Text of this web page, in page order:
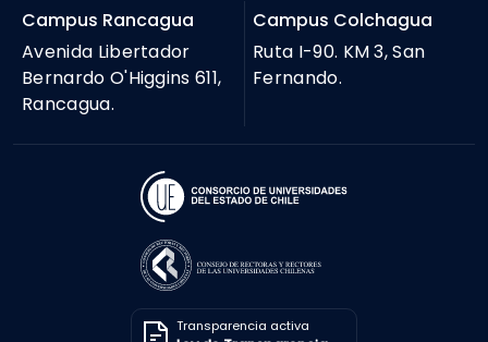
Campus Rancagua
Avenida Libertador
Bernardo O'Higgins 611,
Rancagua.
Campus Colchagua
Ruta I-90. KM 3, San
Fernando.
Transparencia activa